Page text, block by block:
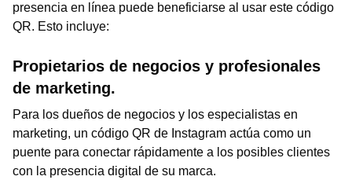
presencia en línea puede beneficiarse al usar este código
QR. Esto incluye:
Propietarios de negocios y profesionales
de marketing.
Para los dueños de negocios y los especialistas en
marketing, un código QR de Instagram actúa como un
puente para conectar rápidamente a los posibles clientes
con la presencia digital de su marca.